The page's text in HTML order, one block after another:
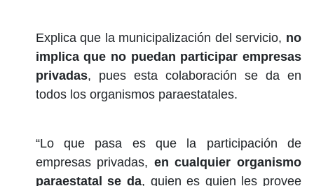
Explica que la municipalización del servicio, no
implica que no puedan participar empresas
privadas, pues esta colaboración se da en
todos los organismos paraestatales.
“Lo que pasa es que la participación de
empresas privadas, en cualquier organismo
paraestatal se da, quien es quien les provee